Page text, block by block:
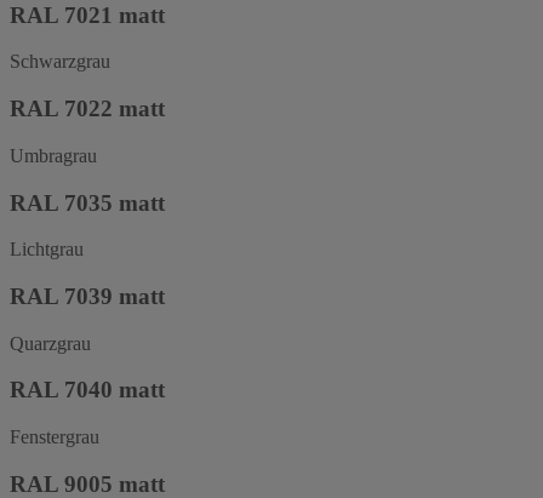
RAL 7021 matt
Schwarzgrau
RAL 7022 matt
Umbragrau
RAL 7035 matt
Lichtgrau
RAL 7039 matt
Quarzgrau
RAL 7040 matt
Fenstergrau
RAL 9005 matt